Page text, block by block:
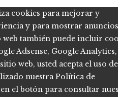
cookies para mejorar y
y para mostrar anuncios
también puede incluir
Adsense, Google Analytics,
web, usted acepta el uso de
nuestra Política de
el botón para consultar